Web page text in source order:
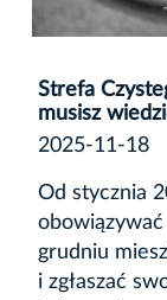
Strefa
musisz
2025-11-18
Od stycznia
grudniu
i zgłaszać